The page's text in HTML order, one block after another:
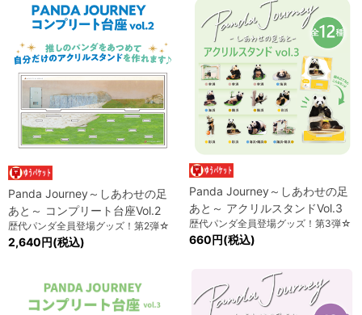
Panda Journey～しあわせの足
あと～ コンプリート台座Vol.2
歴代パンダ全員登場グッズ！第2弾☆
2,640円(税込)
Panda Journey～しあわせの足
あと～ アクリルスタンドVol.3
歴代パンダ全員登場グッズ！第3弾☆
660円(税込)